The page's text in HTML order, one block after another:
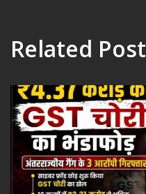
Related Post